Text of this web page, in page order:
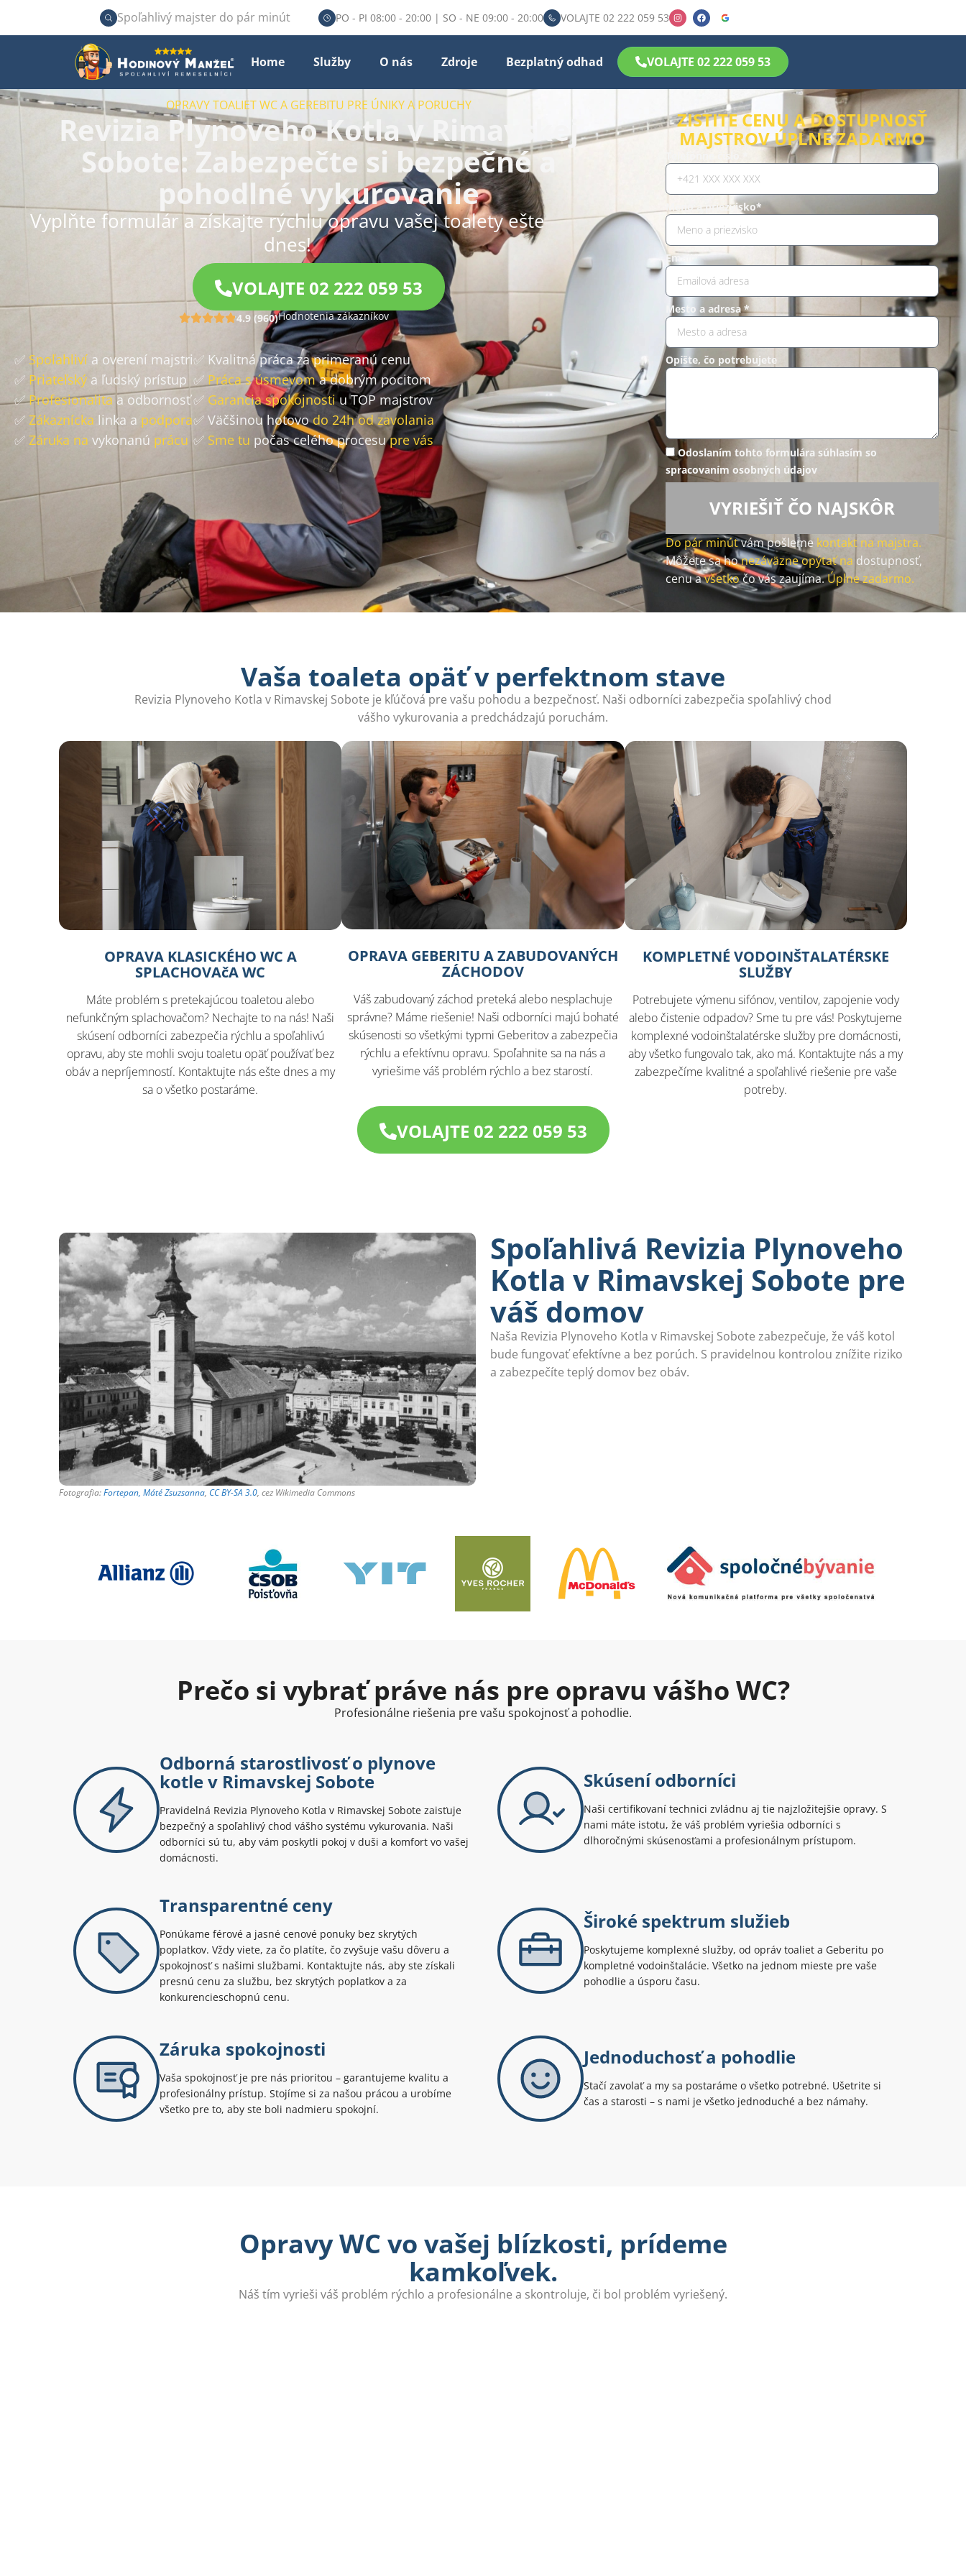
Spoľahlivý majster do pár minút PO - PI 08:00 - 20:00 | SO - NE 09:00 - 20:00 VOLAJTE 02 222 059 53
Home Služby O nás Zdroje Bezplatný odhad VOLAJTE 02 222 059 53
OPRAVY TOALIET WC A GEREBITU PRE ÚNIKY A PORUCHY
Revizia Plynoveho Kotla v Rimavskej
Sobote: Zabezpečte si bezpečné a
pohodlné vykurovanie
Vyplňte formulár a získajte rýchlu opravu vašej toalety ešte
dnes!
VOLAJTE 02 222 059 53
4.9 (960)Hodnotenia zákazníkov
✅ Spoľahliví a overení majstri
✅ Priateľský a ľudský prístup
✅Profesionalitaa odbornosť
✅ Zákaznícka linka a podpora
✅ Záruka na vykonanú prácu
✅ Kvalitná práca za primeranú cenu
✅ Práca s úsmevoma dobrým pocitom
✅ Garancia spokojnostiu TOP majstrov
✅ Väčšinou hotovodo 24h od zavolania
✅ Sme tu počas celého procesupre vás
ZISTITE CENU A DOSTUPNOSŤ
MAJSTROV ÚPLNE ZADARMO
Telefónne číslo *
Meno a priezvisko*
Email*
Mesto a adresa *
Opíšte, čo potrebujete
Odoslaním tohto formulára súhlasím so
spracovaním osobných údajov
VYRIEŠIŤ ČO NAJSKÔR
Do pár minútvám pošleme kontakt na majstra.
Môžete sa honezáväzne opýtať na dostupnosť,
cenu avšetkočo vás zaujíma.Úplne zadarmo.
Vaša toaleta opäť v perfektnom stave
Revizia Plynoveho Kotla v Rimavskej Sobote je kľúčová pre vašu pohodu a bezpečnosť. Naši odborníci zabezpečia spoľahlivý chod
vášho vykurovania a predchádzajú poruchám.
OPRAVA KLASICKÉHO WC A
SPLACHOVAčA WC
Máte problém s pretekajúcou toaletou alebo
nefunkčným splachovačom? Nechajte to na nás! Naši
skúsení odborníci zabezpečia rýchlu a spoľahlivú
opravu, aby ste mohli svoju toaletu opäť používať bez
obáv a nepríjemností. Kontaktujte nás ešte dnes a my
sa o všetko postaráme.
OPRAVA GEBERITU A ZABUDOVANÝCH
ZÁCHODOV
Váš zabudovaný záchod preteká alebo nesplachuje
správne? Máme riešenie! Naši odborníci majú bohaté
skúsenosti so všetkými typmi Geberitov a zabezpečia
rýchlu a efektívnu opravu. Spoľahnite sa na nás a
vyriešime váš problém rýchlo a bez starostí.
KOMPLETNÉ VODOINŠTALATÉRSKE
SLUŽBY
Potrebujete výmenu sifónov, ventilov, zapojenie vody
alebo čistenie odpadov? Sme tu pre vás! Poskytujeme
komplexné vodoinštalatérske služby pre domácnosti,
aby všetko fungovalo tak, ako má. Kontaktujte nás a my
zabezpečíme kvalitné a spoľahlivé riešenie pre vaše
potreby.
VOLAJTE 02 222 059 53
Fotografia:Fortepan, Máté Zsuzsanna, CC BY-SA 3.0, cez Wikimedia Commons
Spoľahlivá Revizia Plynoveho
Kotla v Rimavskej Sobote pre
váš domov
Naša Revizia Plynoveho Kotla v Rimavskej Sobote zabezpečuje, že váš kotol
bude fungovať efektívne a bez porúch. S pravidelnou kontrolou znížite riziko
a zabezpečíte teplý domov bez obáv.
Prečo si vybrať práve nás pre opravu vášho WC?
Profesionálne riešenia pre vašu spokojnosť a pohodlie.
Odborná starostlivosť o plynove
kotle v Rimavskej Sobote
Pravidelná Revizia Plynoveho Kotla v Rimavskej Sobote zaisťuje
bezpečný a spoľahlivý chod vášho systému vykurovania. Naši
odborníci sú tu, aby vám poskytli pokoj v duši a komfort vo vašej
domácnosti.
Skúsení odborníci
Naši certifikovaní technici zvládnu aj tie najzložitejšie opravy. S
nami máte istotu, že váš problém vyriešia odborníci s
dlhoročnými skúsenosťami a profesionálnym prístupom.
Transparentné ceny
Ponúkame férové a jasné cenové ponuky bez skrytých
poplatkov. Vždy viete, za čo platíte, čo zvyšuje vašu dôveru a
spokojnosť s našimi službami. Kontaktujte nás, aby ste získali
presnú cenu za službu, bez skrytých poplatkov a za
konkurencieschopnú cenu.
Široké spektrum služieb
Poskytujeme komplexné služby, od opráv toaliet a Geberitu po
kompletné vodoinštalácie. Všetko na jednom mieste pre vaše
pohodlie a úsporu času.
Záruka spokojnosti
Vaša spokojnosť je pre nás prioritou – garantujeme kvalitu a
profesionálny prístup. Stojíme si za našou prácou a urobíme
všetko pre to, aby ste boli nadmieru spokojní.
Jednoduchosť a pohodlie
Stačí zavolať a my sa postaráme o všetko potrebné. Ušetrite si
čas a starosti – s nami je všetko jednoduché a bez námahy.
Opravy WC vo vašej blízkosti, prídeme
kamkoľvek.
Náš tím vyrieši váš problém rýchlo a profesionálne a skontroluje, či bol problém vyriešený.